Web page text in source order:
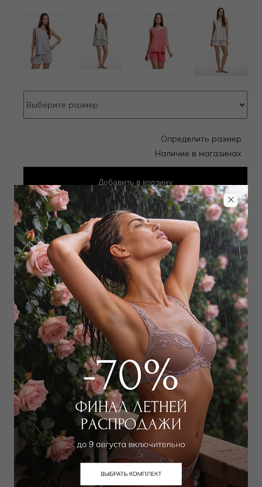
Дополнить образ
Определить размер
Наличие в магазинах
Добавить в корзину
Добавить в избранное
Забронировать в магазине